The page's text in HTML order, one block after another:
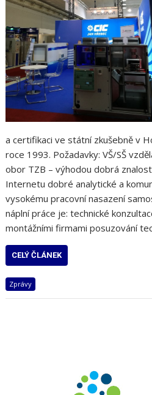
a certifikaci ve státní zkušebně v
roce 1993. Požadavky: VŠ/SŠ
obor TZB – výhodou dobrá
Internetu dobré analytické a
vysokému pracovní nasazení
náplní práce je: technické
montážními firmami posuzování
CELÝ ČLÁNEK
Zprávy